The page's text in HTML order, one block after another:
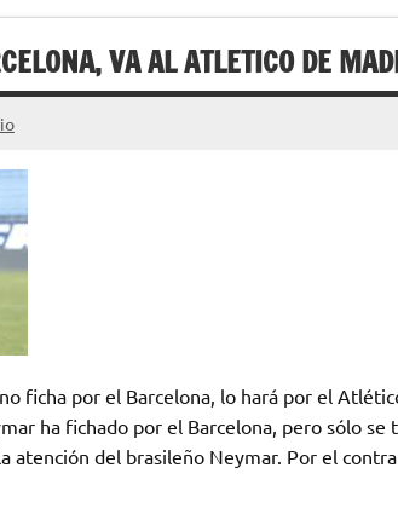
VA AL ATLETICO DE
ficha por el Barcelona, lo hará por el
ha fichado por el Barcelona, pero sólo
atención del brasileño Neymar. Por el